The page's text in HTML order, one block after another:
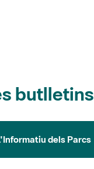
butlletins
dels Parcs